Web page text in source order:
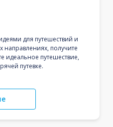
для путешествий и
получите
идеальное путешествие,
путевке.